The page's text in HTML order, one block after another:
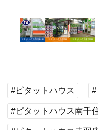
#ピタットハウス
#ピタットハウス南千